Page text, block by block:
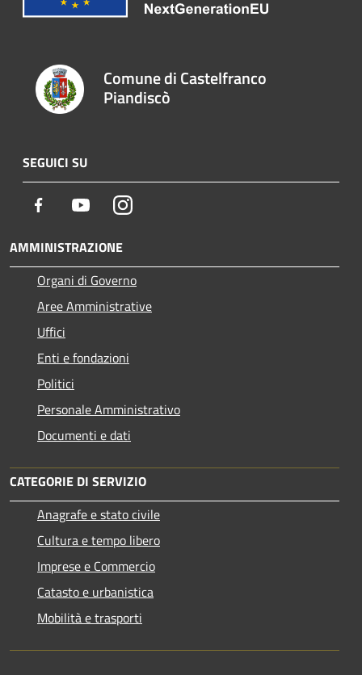
Comune di Castelfranco
Piandiscò
SEGUICI SU
Facebook YoutubeInstagram
AMMINISTRAZIONE
Organi di Governo
Aree Amministrative
Uffici
Enti e fondazioni
Politici
Personale Amministrativo
Documenti e dati
CATEGORIE DI SERVIZIO
Anagrafe e stato civile
Cultura e tempo libero
Imprese e Commercio
Catasto e urbanistica
Mobilità e trasporti